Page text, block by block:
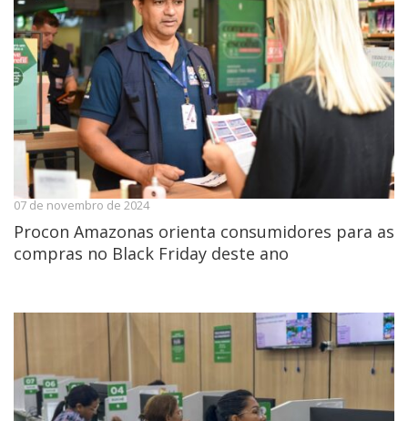
07 de novembro de 2024
Procon Amazonas orienta consumidores para as
compras no Black Friday deste ano